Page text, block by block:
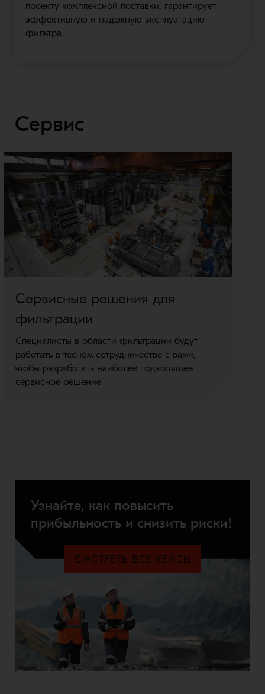
проекту комплексной поставки, гарантирует
эффективную и надежную эксплуатацию
фильтра.
Сервис
Сервисные решения для
фильтрации
Специалисты в области фильтрации будут
работать в тесном сотрудничестве с вами,
чтобы разработать наиболее подходящее
сервисное решение
Узнайте, как повысить
прибыльность и снизить риски!
СМОТРЕТЬ ВСЕ КЕЙСЫ